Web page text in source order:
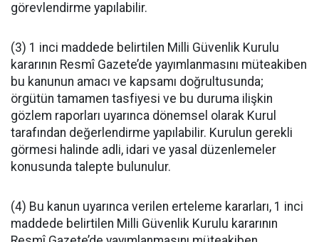
görevlendirme yapılabilir.
(3) 1 inci maddede belirtilen Milli Güvenlik Kurulu
kararının Resmî Gazete’de yayımlanmasını müteakiben
bu kanunun amacı ve kapsamı doğrultusunda;
örgütün tamamen tasfiyesi ve bu duruma ilişkin
gözlem raporları uyarınca dönemsel olarak Kurul
tarafından değerlendirme yapılabilir. Kurulun gerekli
görmesi halinde adli, idari ve yasal düzenlemeler
konusunda talepte bulunulur.
(4) Bu kanun uyarınca verilen erteleme kararları, 1 inci
maddede belirtilen Milli Güvenlik Kurulu kararının